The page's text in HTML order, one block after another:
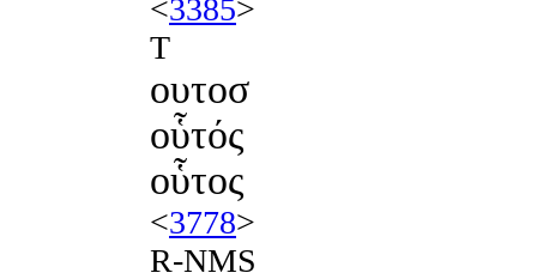
<3385>
T
ουτοσ
οὗτός
οὗτος
<3778>
R-NMS